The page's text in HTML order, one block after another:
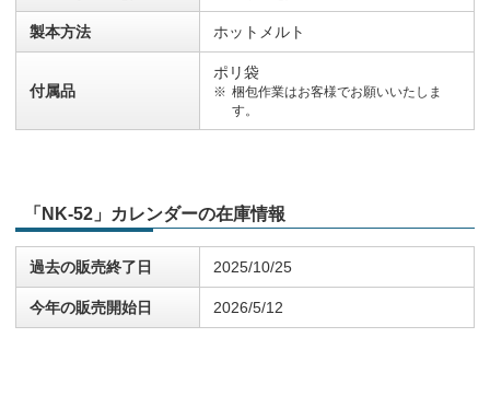
製本方法 ホットメルト
付属品
ポリ袋
梱包作業はお客様でお願いいたしま
す。
「NK-52」カレンダーの在庫情報
過去の販売終了日 2025/10/25
今年の販売開始日 2026/5/12